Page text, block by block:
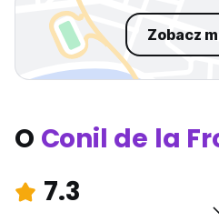
Zobacz
O Conil de la
7.3